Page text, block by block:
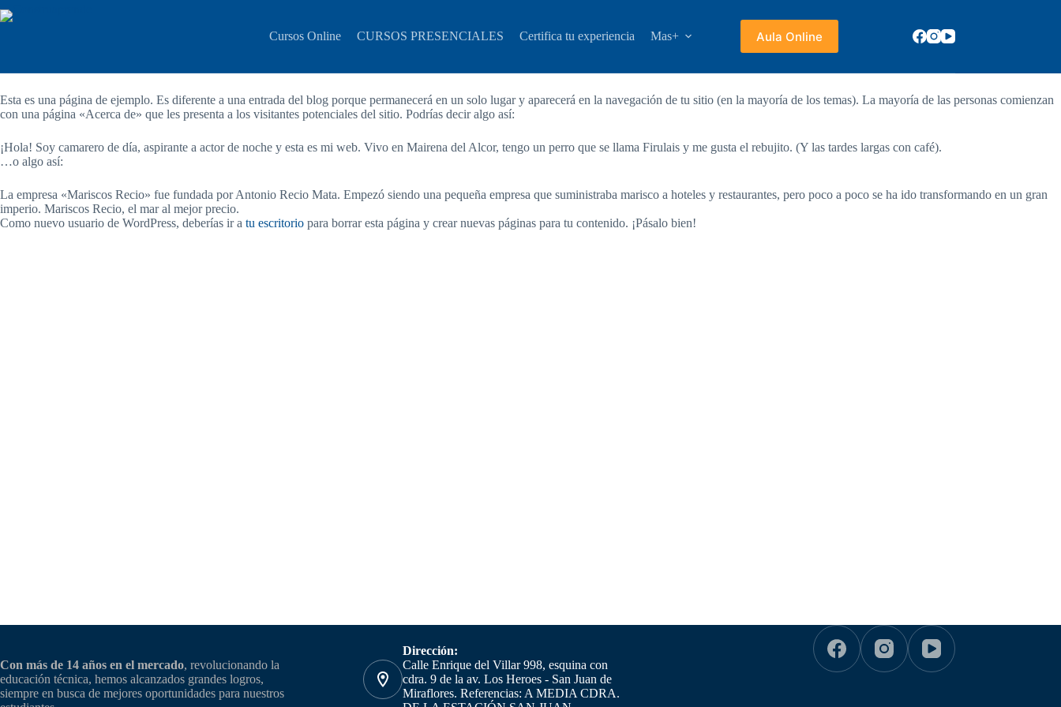
al
Cursos Online CURSOS PRESENCIALES Certifica tu experiencia Mas+ Aula Online
Esta es una página de ejemplo. Es diferente a una entrada del blog porque permanecerá en un solo lugar y aparecerá en la navegación de tu sitio (en la mayoría de los temas). La mayoría de las personas comienzan
con una página «Acerca de» que les presenta a los visitantes potenciales del sitio. Podrías decir algo así:
¡Hola! Soy camarero de día, aspirante a actor de noche y esta es mi web. Vivo en Mairena del Alcor, tengo un perro que se llama Firulais y me gusta el rebujito. (Y las tardes largas con café).
…o algo así:
La empresa «Mariscos Recio» fue fundada por Antonio Recio Mata. Empezó siendo una pequeña empresa que suministraba marisco a hoteles y restaurantes, pero poco a poco se ha ido transformando en un gran
imperio. Mariscos Recio, el mar al mejor precio.
Como nuevo usuario de WordPress, deberías ir a tu escritorio para borrar esta página y crear nuevas páginas para tu contenido. ¡Pásalo bien!
Con más de 14 años en el mercado, revolucionando la
educación técnica, hemos alcanzados grandes logros,
siempre en busca de mejores oportunidades para nuestros
Dirección:
Calle Enrique del Villar 998, esquina con
cdra. 9 de la av. Los Heroes - San Juan de
Miraflores. Referencias: A MEDIA CDRA.